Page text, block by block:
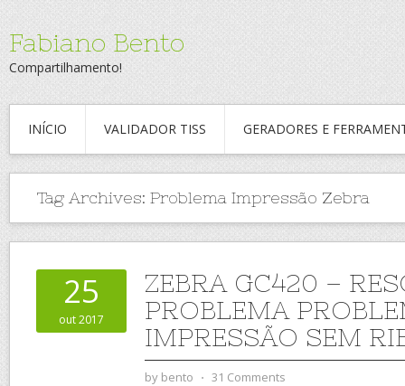
Fabiano Bento
Compartilhamento!
INÍCIO VALIDADOR TISS GERADORES E
Tag Archives: Problema Impressão Zebra
25
out 2017
ZEBRA GC420 –
PROBLEMA
IMPRESSÃO SEM
by bento ⋅ 31 Comments